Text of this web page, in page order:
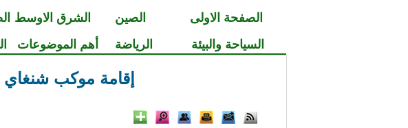
الصفحة الاولى الصين الشرق الاوسط
السياحة والبيئة
الرياضة أهم الموضوعات
إقامة موكب